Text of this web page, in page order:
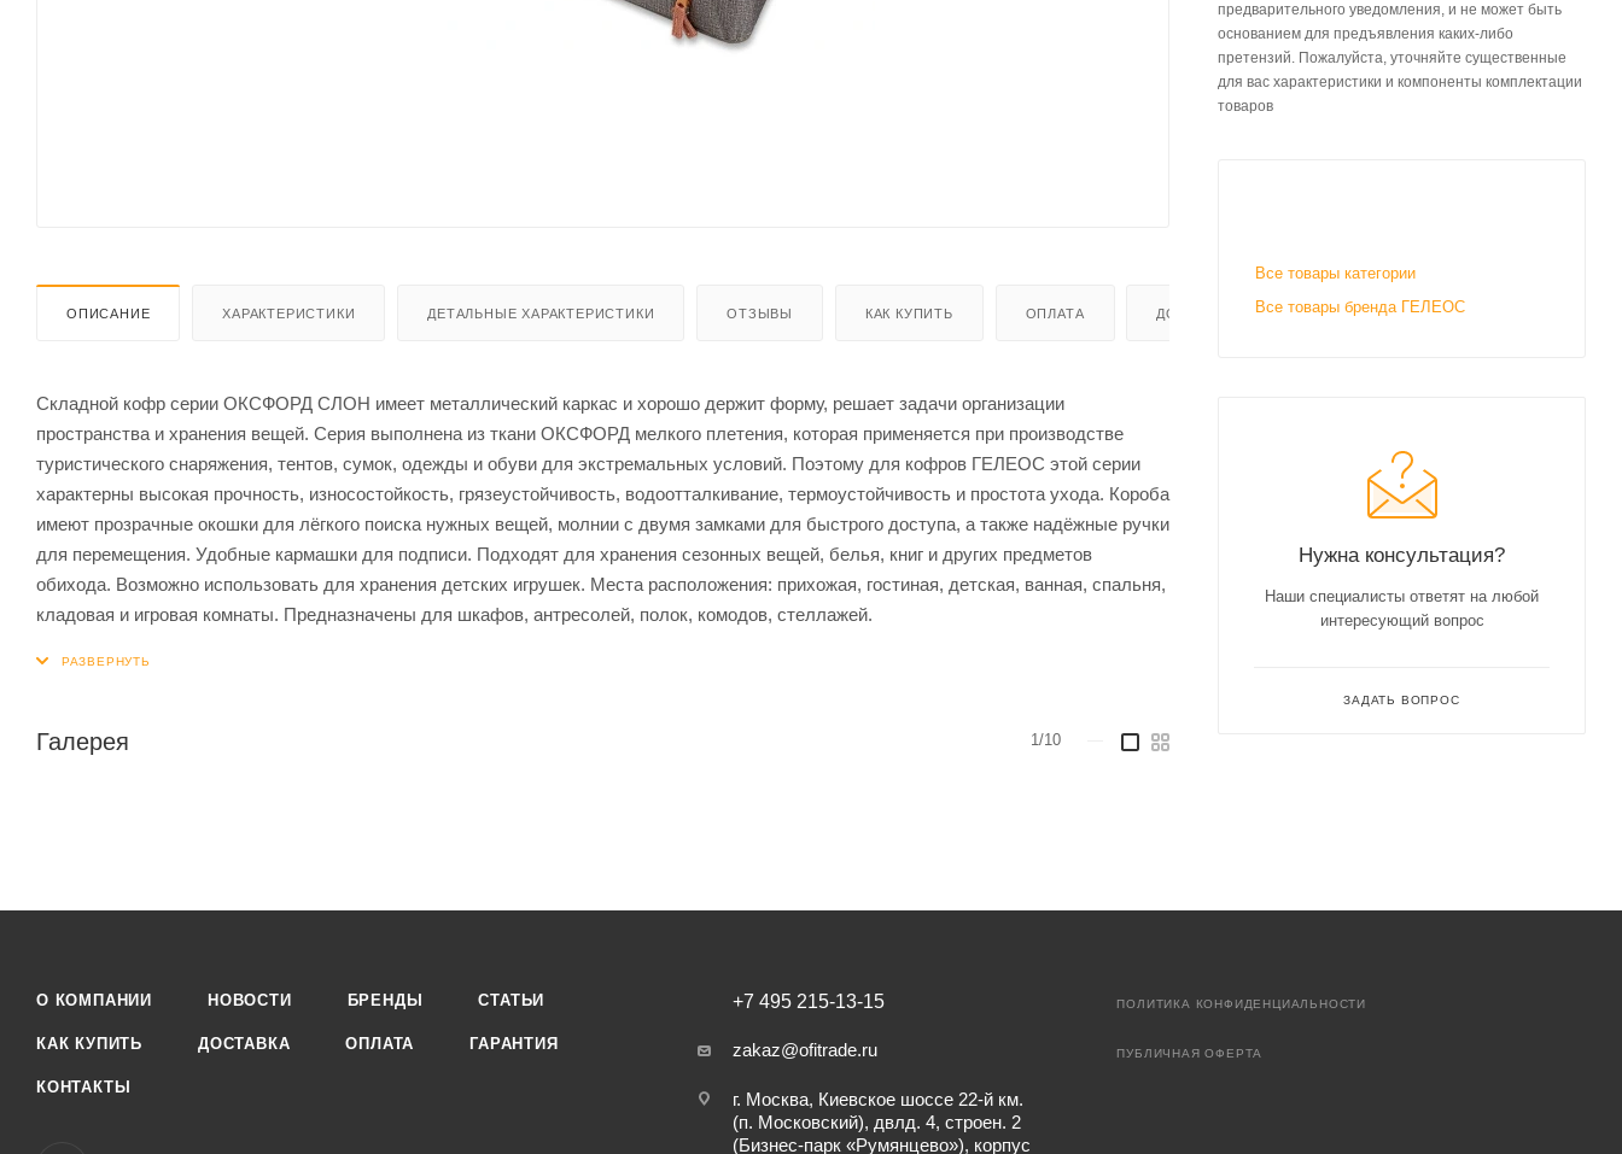
ОПИСАНИЕ ХАРАКТЕРИСТИКИ ДЕТАЛЬНЫЕ ХАРАКТЕРИСТИКИ ОТЗЫВЫ КАК КУПИТЬ ОПЛАТА ДОСТАВКА
Складной кофр серии ОКСФОРД СЛОН имеет металлический каркас и хорошо держит форму, решает задачи организации
пространства и хранения вещей. Серия выполнена из ткани ОКСФОРД мелкого плетения, которая применяется при производстве
туристического снаряжения, тентов, сумок, одежды и обуви для экстремальных условий. Поэтому для кофров ГЕЛЕОС этой серии
характерны высокая прочность, износостойкость, грязеустойчивость, водоотталкивание, термоустойчивость и простота ухода. Короба
имеют прозрачные окошки для лёгкого поиска нужных вещей, молнии с двумя замками для быстрого доступа, а также надёжные ручки
для перемещения. Удобные кармашки для подписи. Подходят для хранения сезонных вещей, белья, книг и других предметов
обихода. Возможно использовать для хранения детских игрушек. Места расположения: прихожая, гостиная, детская, ванная, спальня,
кладовая и игровая комнаты. Предназначены для шкафов, антресолей, полок, комодов, стеллажей.
Галерея 1/10
предварительного уведомления, и не может быть
основанием для предъявления каких-либо
претензий. Пожалуйста, уточняйте существенные
для вас характеристики и компоненты комплектации
товаров
Все товары категории
Все товары бренда ГЕЛЕОС
Нужна консультация?
Наши специалисты ответят на любой
интересующий вопрос
ЗАДАТЬ ВОПРОС
О КОМПАНИИ НОВОСТИ БРЕНДЫ СТАТЬИ
КАК КУПИТЬ ДОСТАВКА ОПЛАТА ГАРАНТИЯ
КОНТАКТЫ
+7 495 215-13-15
zakaz@ofitrade.ru
г. Москва, Киевское шоссе 22-й км.
(п. Московский), двлд. 4, строен. 2
(Бизнес-парк «Румянцево»), корпус
ПОЛИТИКА КОНФИДЕНЦИАЛЬНОСТИ
ПУБЛИЧНАЯ ОФЕРТА